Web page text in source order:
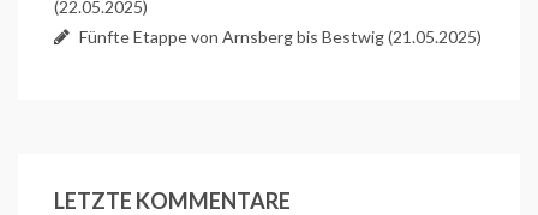
(22.05.2025)
Fünfte Etappe von Arnsberg bis Bestwig (21.05.2025)
LETZTE KOMMENTARE